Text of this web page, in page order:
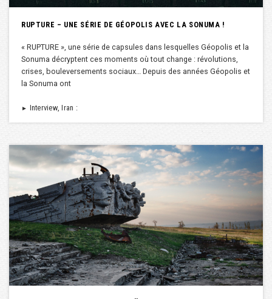
RUPTURE – UNE SÉRIE DE GÉOPOLIS AVEC LA SONUMA !
« RUPTURE », une série de capsules dans lesquelles Géopolis et la
Sonuma décryptent ces moments où tout change : révolutions,
crises, bouleversements sociaux… Depuis des années Géopolis et
la Sonuma ont
► Interview, Iran :